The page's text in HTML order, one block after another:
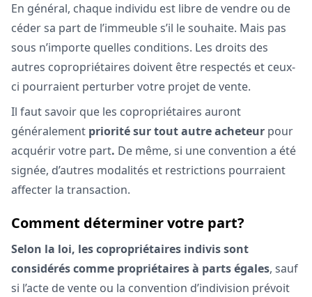
En général, chaque individu est libre de vendre ou de
céder sa part de l’immeuble s’il le souhaite. Mais pas
sous n’importe quelles conditions. Les droits des
autres copropriétaires doivent être respectés et ceux-
ci pourraient perturber votre projet de vente.
Il faut savoir que les copropriétaires auront
généralement priorité sur tout autre acheteur pour
acquérir votre part. De même, si une convention a été
signée, d’autres modalités et restrictions pourraient
affecter la transaction.
Comment déterminer votre part?
Selon la loi, les copropriétaires indivis sont
considérés comme propriétaires à parts égales, sauf
si l’acte de vente ou la convention d’indivision prévoit